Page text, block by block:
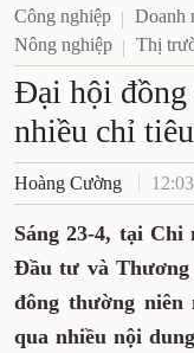
Công nghiệp Doanh
Nông nghiệp
Thị
Đại hội đồng
nhiều chỉ
Hoàng Cường
Sáng 23-4, tại
Đầu tư và
đông thường niên
qua nhiều nội